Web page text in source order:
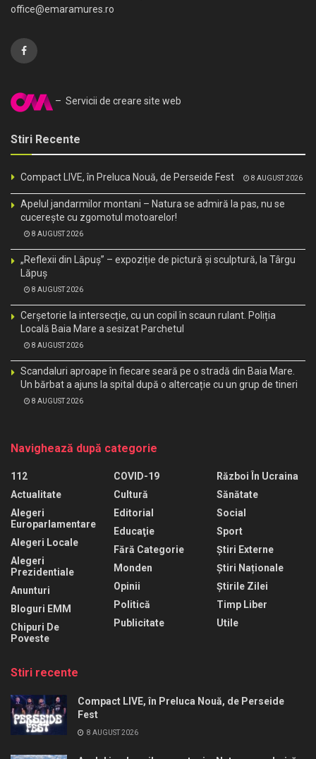
office@emaramures.ro
– Servicii de creare site web
Stiri Recente
Compact LIVE, în Preluca Nouă, de Perseide Fest 8 AUGUST 2026
Apelul jandarmilor montani – Natura se admiră la pas, nu se
cucerește cu zgomotul motoarelor!
8 AUGUST 2026
„Reflexii din Lăpuș” – expoziție de pictură și sculptură, la Târgu
Lăpuș
8 AUGUST 2026
Cerșetorie la intersecție, cu un copil în scaun rulant. Poliția
Locală Baia Mare a sesizat Parchetul
8 AUGUST 2026
Scandaluri aproape în fiecare seară pe o stradă din Baia Mare.
Un bărbat a ajuns la spital după o altercație cu un grup de tineri
8 AUGUST 2026
Navighează după categorie
112
Actualitate
Alegeri
Europarlamentare
Alegeri Locale
Alegeri
Prezidentiale
Anunturi
Bloguri EMM
Chipuri De
Poveste
COVID-19
Cultură
Editorial
Educaţie
Fără Categorie
Monden
Opinii
Politică
Publicitate
Război În Ucraina
Sănătate
Social
Sport
Știri Externe
Știri Naționale
Știrile Zilei
Timp Liber
Utile
Stiri recente
Compact LIVE, în Preluca Nouă, de Perseide
Fest
8 AUGUST 2026